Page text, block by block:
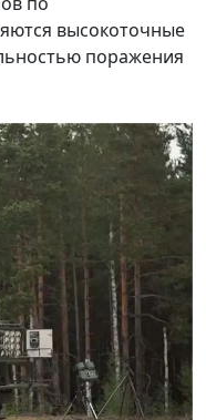
высокоточные
поражения